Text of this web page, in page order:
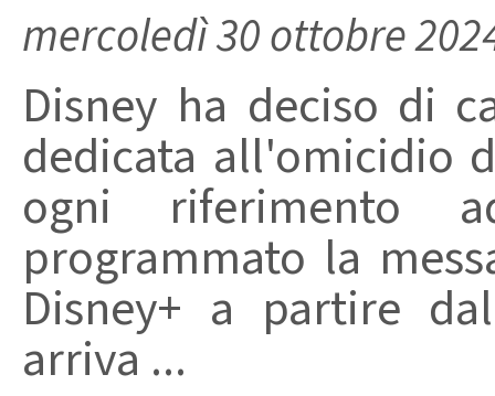
mercoledì 30 ottobre
Disney ha deciso di
dedicata all'omicidio
ogni riferimento
programmato la
Disney+ a partire
arriva ...